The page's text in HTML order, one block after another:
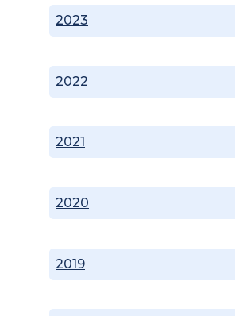
2019
2020
2021
2022
2023